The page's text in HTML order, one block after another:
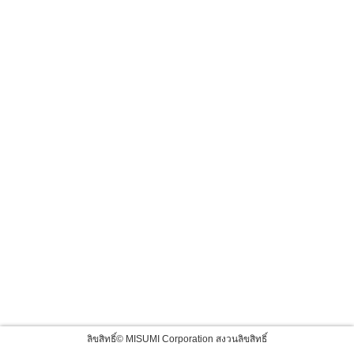
ลิขสิทธิ์© MISUMI Corporation สงวนลิขสิทธิ์